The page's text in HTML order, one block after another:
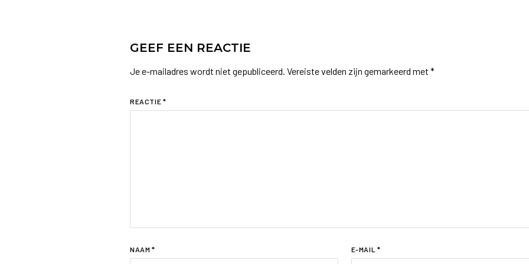
GEEF EEN REACTIE
Je e-mailadres wordt niet gepubliceerd. Vereiste velden zijn gemarkeerd met *
REACTIE *
NAAM * E-MAIL *